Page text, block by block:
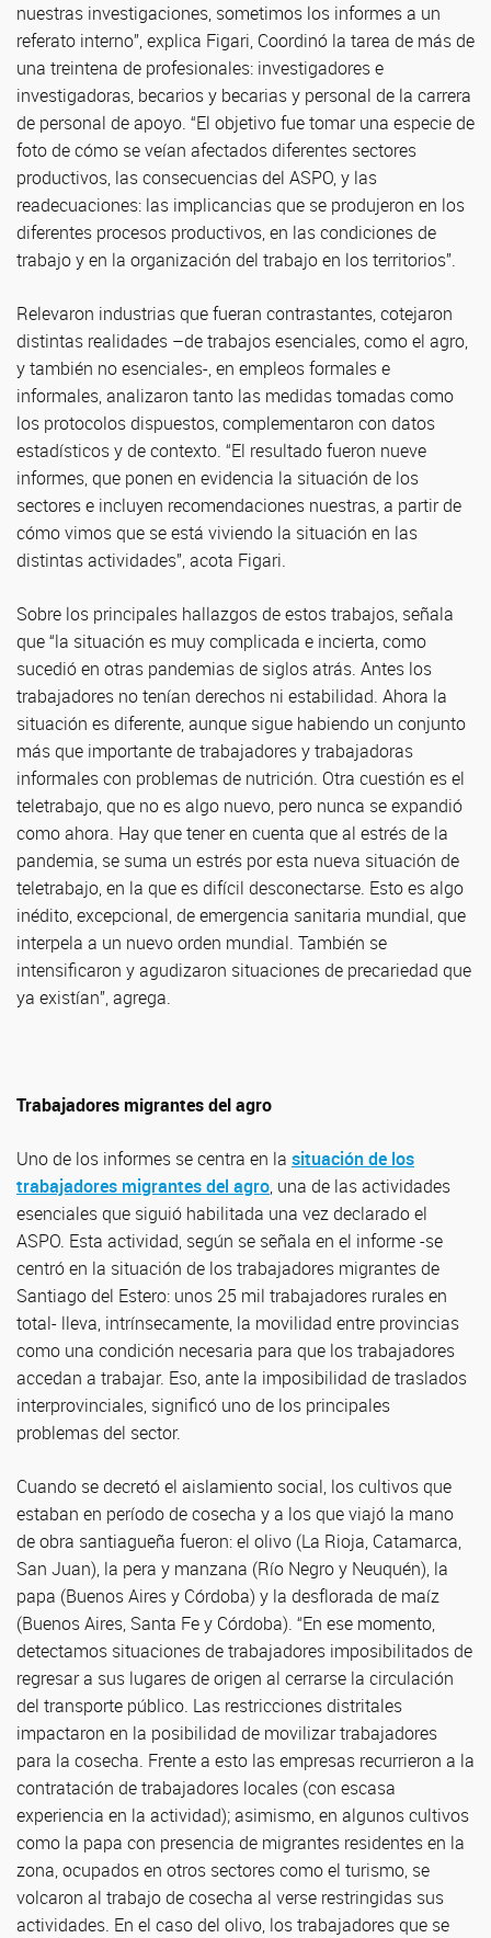
nuestras investigaciones, sometimos los informes a un
referato interno”, explica Figari, Coordinó la tarea de más de
una treintena de profesionales: investigadores e
investigadoras, becarios y becarias y personal de la carrera
de personal de apoyo. “El objetivo fue tomar una especie de
foto de cómo se veían afectados diferentes sectores
productivos, las consecuencias del ASPO, y las
readecuaciones: las implicancias que se produjeron en los
diferentes procesos productivos, en las condiciones de
trabajo y en la organización del trabajo en los territorios”.
Relevaron industrias que fueran contrastantes, cotejaron
distintas realidades –de trabajos esenciales, como el agro,
y también no esenciales-, en empleos formales e
informales, analizaron tanto las medidas tomadas como
los protocolos dispuestos, complementaron con datos
estadísticos y de contexto. “El resultado fueron nueve
informes, que ponen en evidencia la situación de los
sectores e incluyen recomendaciones nuestras, a partir de
cómo vimos que se está viviendo la situación en las
distintas actividades”, acota Figari.
Sobre los principales hallazgos de estos trabajos, señala
que “la situación es muy complicada e incierta, como
sucedió en otras pandemias de siglos atrás. Antes los
trabajadores no tenían derechos ni estabilidad. Ahora la
situación es diferente, aunque sigue habiendo un conjunto
más que importante de trabajadores y trabajadoras
informales con problemas de nutrición. Otra cuestión es el
teletrabajo, que no es algo nuevo, pero nunca se expandió
como ahora. Hay que tener en cuenta que al estrés de la
pandemia, se suma un estrés por esta nueva situación de
teletrabajo, en la que es difícil desconectarse. Esto es algo
inédito, excepcional, de emergencia sanitaria mundial, que
interpela a un nuevo orden mundial. También se
intensificaron y agudizaron situaciones de precariedad que
ya existían”, agrega.
Trabajadores migrantes del agro
Uno de los informes se centra en la situación de los
trabajadores migrantes del agro, una de las actividades
esenciales que siguió habilitada una vez declarado el
ASPO. Esta actividad, según se señala en el informe -se
centró en la situación de los trabajadores migrantes de
Santiago del Estero: unos 25 mil trabajadores rurales en
total- lleva, intrínsecamente, la movilidad entre provincias
como una condición necesaria para que los trabajadores
accedan a trabajar. Eso, ante la imposibilidad de traslados
interprovinciales, significó uno de los principales
problemas del sector.
Cuando se decretó el aislamiento social, los cultivos que
estaban en período de cosecha y a los que viajó la mano
de obra santiagueña fueron: el olivo (La Rioja, Catamarca,
San Juan), la pera y manzana (Río Negro y Neuquén), la
papa (Buenos Aires y Córdoba) y la desflorada de maíz
(Buenos Aires, Santa Fe y Córdoba). “En ese momento,
detectamos situaciones de trabajadores imposibilitados de
regresar a sus lugares de origen al cerrarse la circulación
del transporte público. Las restricciones distritales
impactaron en la posibilidad de movilizar trabajadores
para la cosecha. Frente a esto las empresas recurrieron a la
contratación de trabajadores locales (con escasa
experiencia en la actividad); asimismo, en algunos cultivos
como la papa con presencia de migrantes residentes en la
zona, ocupados en otros sectores como el turismo, se
volcaron al trabajo de cosecha al verse restringidas sus
actividades. En el caso del olivo, los trabajadores que se